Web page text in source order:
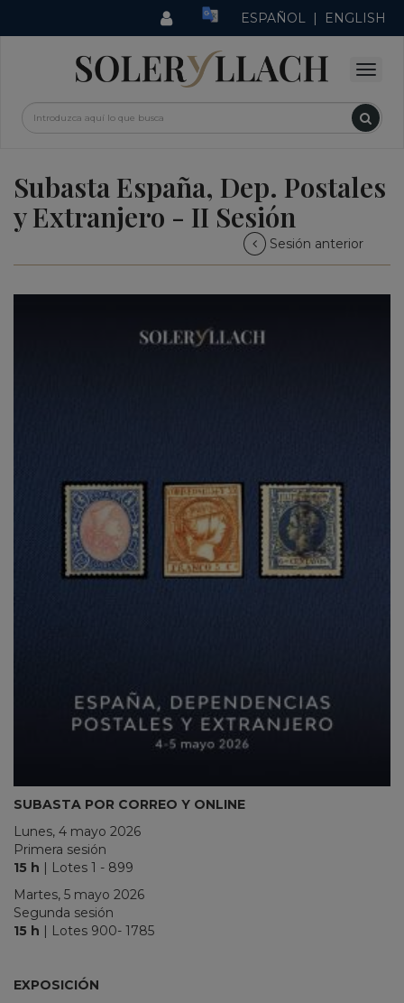
ESPAÑOL | ENGLISH
Subasta España, Dep. Postales
y Extranjero - II Sesión
Sesión anterior
SUBASTA POR CORREO Y ONLINE
Lunes, 4 mayo 2026
Primera sesión
15 h | Lotes 1 - 899
Martes, 5 mayo 2026
Segunda sesión
15 h | Lotes 900- 1785
EXPOSICIÓN